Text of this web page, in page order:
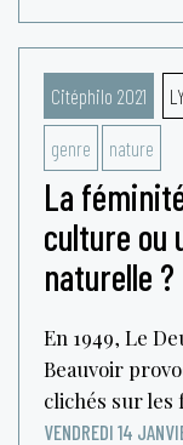
Citéphilo 2021
genre nature
La
culture ou
naturelle ?
En 1949, Le
Beauvoir
clichés sur les
VENDREDI 14